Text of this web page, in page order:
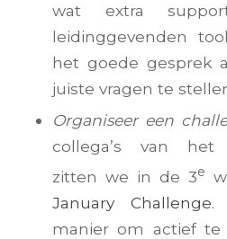
wat extra
leidinggevenden
het goede gesprek
juiste vragen te
Organiseer een
collega’s van het
zitten we in de 3e
January Challenge.
manier om actief te